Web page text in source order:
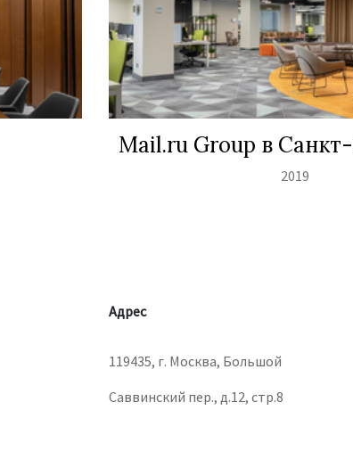
Mail.ru Group в
2019
Адрес
119435, г. Москва, Большой
Саввинский пер., д.12, стр.8